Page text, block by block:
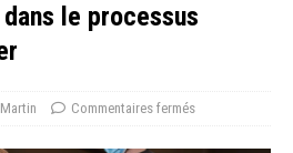
le processus
Commentaires fermés